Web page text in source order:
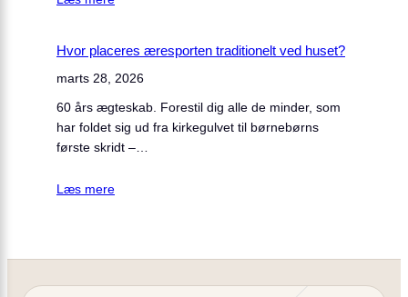
Hvor placeres æresporten traditionelt ved huset?
marts 28, 2026
60 års ægteskab. Forestil dig alle de minder, som
har foldet sig ud fra kirkegulvet til børnebørns
første skridt –…
Læs mere